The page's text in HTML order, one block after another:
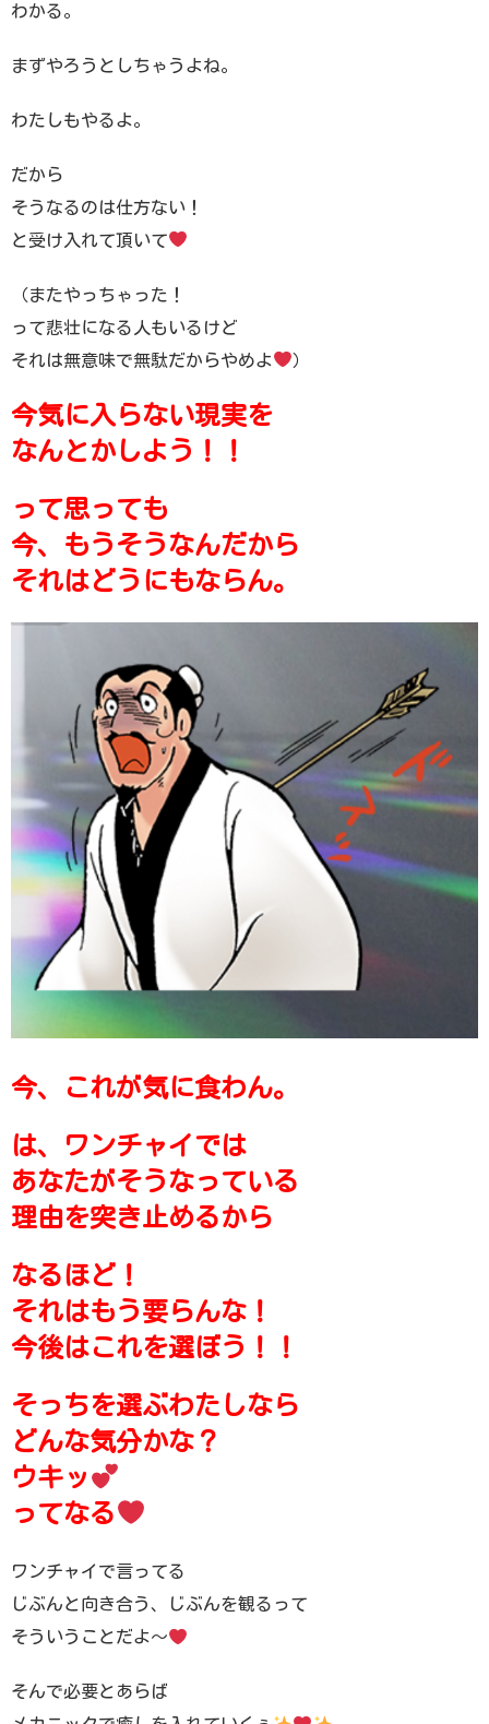
わかる。
まずやろうとしちゃうよね。
わたしもやるよ。
だから
そうなるのは仕方ない！
と受け入れて頂いて
（またやっちゃった！
って悲壮になる人もいるけど
それは無意味で無駄だからやめよ
）
今気に入らない現実を
なんとかしよう！！
って思っても
今、もうそうなんだから
それはどうにもならん。
今、これが気に食わん。
は、ワンチャイでは
あなたがそうなっている
理由を突き止めるから
なるほど！
それはもう要らんな！
今後はこれを選ぼう！！
そっちを選ぶわたしなら
どんな気分かな？
ウキッ
ってなる
ワンチャイで言ってる
じぶんと向き合う、じぶんを観るって
そういうことだよ〜
そんで必要とあらば